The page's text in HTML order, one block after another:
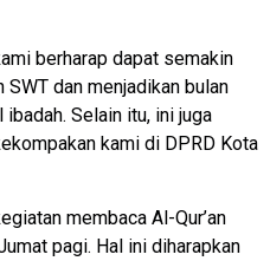
berharap dapat semakin
dan menjadikan bulan
ibadah. Selain itu, ini juga
kami di DPRD Kota
membaca Al-Qur’an
pagi. Hal ini diharapkan